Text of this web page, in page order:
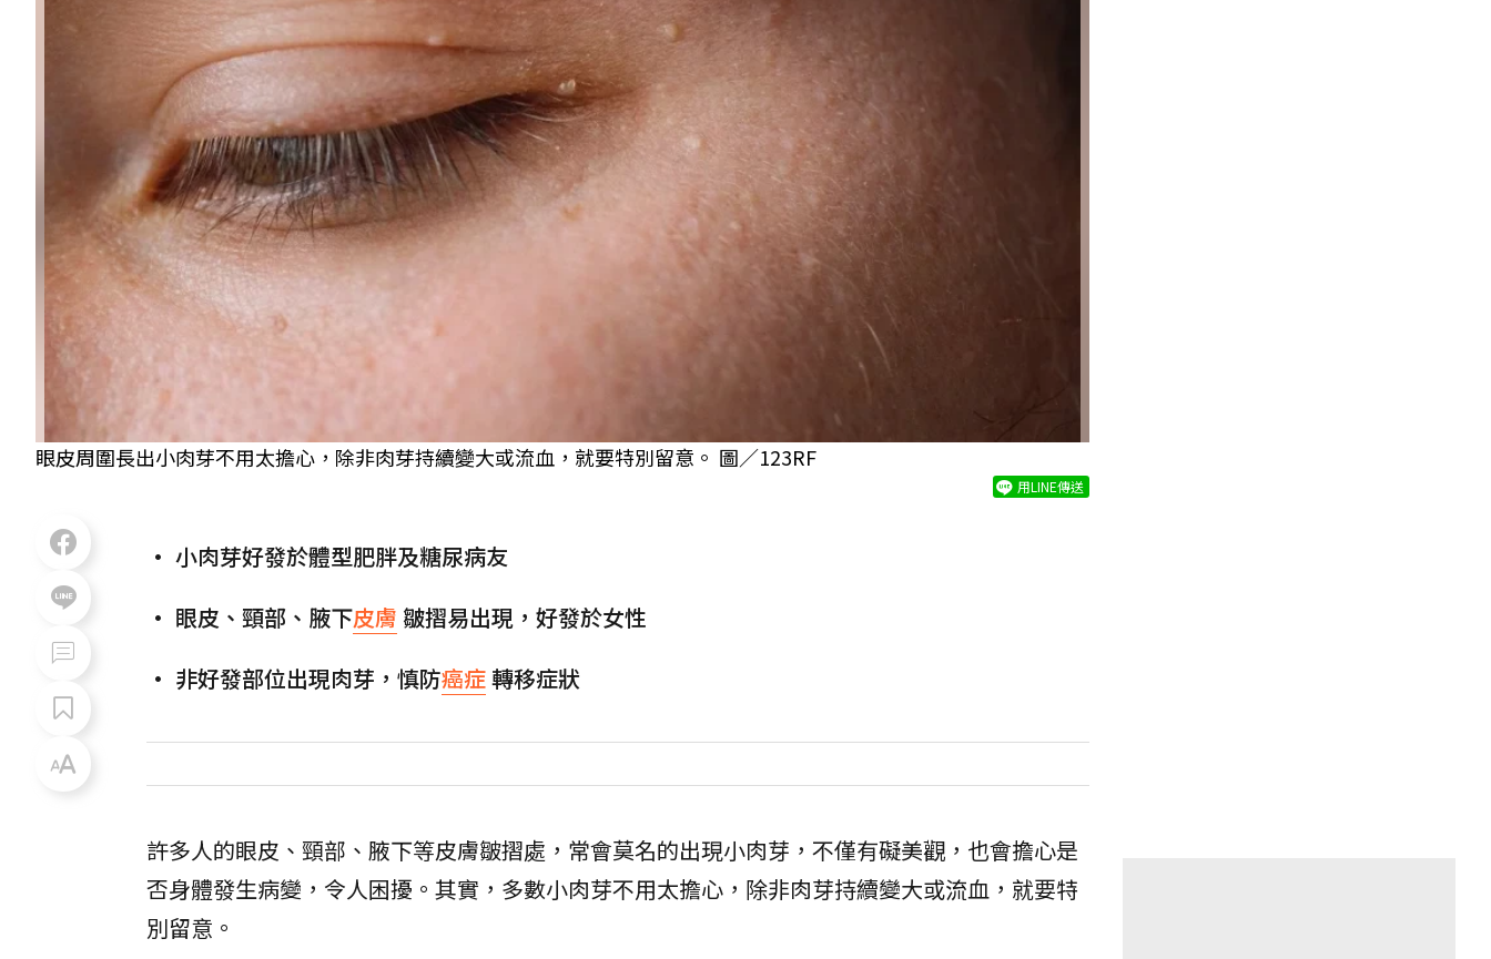
眼皮周圍長出小肉芽不用太擔心，除非肉芽持續變大或流血，就要特別留意。 圖／123RF
用LINE傳送
• 小肉芽好發於體型肥胖及糖尿病友
• 眼皮、頸部、腋下皮膚 皺摺易出現，好發於女性
• 非好發部位出現肉芽，慎防癌症轉移症狀
許多人的眼皮、頸部、腋下等皮膚皺摺處，常會莫名的出現小肉芽，不僅有礙美觀，也會擔心是
否身體發生病變，令人困擾。其實，多數小肉芽不用太擔心，除非肉芽持續變大或流血，就要特
別留意。